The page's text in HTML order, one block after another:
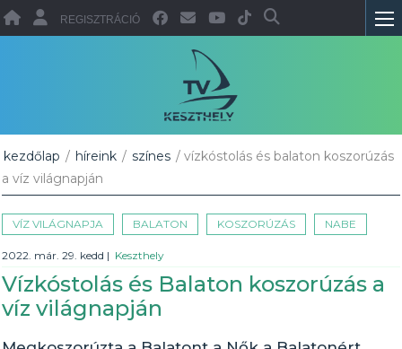
REGISZTRÁCIÓ
kezdőlap / híreink / színes / vízkóstolás és balaton koszorúzás
a víz világnapján
VÍZ VILÁGNAPJA BALATON KOSZORÚZÁS NABE
2022. már. 29. kedd | Keszthely
Vízkóstolás és Balaton koszorúzás a
víz világnapján